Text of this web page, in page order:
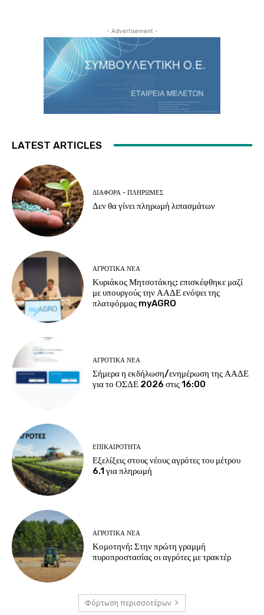
- Advertisement -
LATEST ARTICLES
ΔΙΆΦΟΡΑ - ΠΛΗΡΩΜΈΣ
Δεν θα γίνει πληρωμή λιπασμάτων
ΑΓΡΟΤΙΚΆ ΝΈΑ
Κυριάκος Μητσοτάκης: επισκέφθηκε μαζί
με υπουργούς την ΑΑΔΕ ενόψει της
πλατφόρμας myAGRO
ΑΓΡΟΤΙΚΆ ΝΈΑ
Σήμερα η εκδήλωση/ενημέρωση της ΑΑΔΕ
για το ΟΣΔΕ 2026 στις 16:00
ΕΠΙΚΑΙΡΌΤΗΤΑ
Εξελίξεις στους νέους αγρότες του μέτρου
6.1 για πληρωμή
ΑΓΡΟΤΙΚΆ ΝΈΑ
Κομοτηνή: Στην πρώτη γραμμή
πυροπροστασίας οι αγρότες με τρακτέρ
Φόρτωση περισσοτέρων